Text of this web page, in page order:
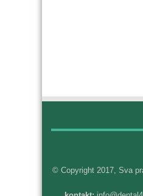
© Copyright 2017, Sva